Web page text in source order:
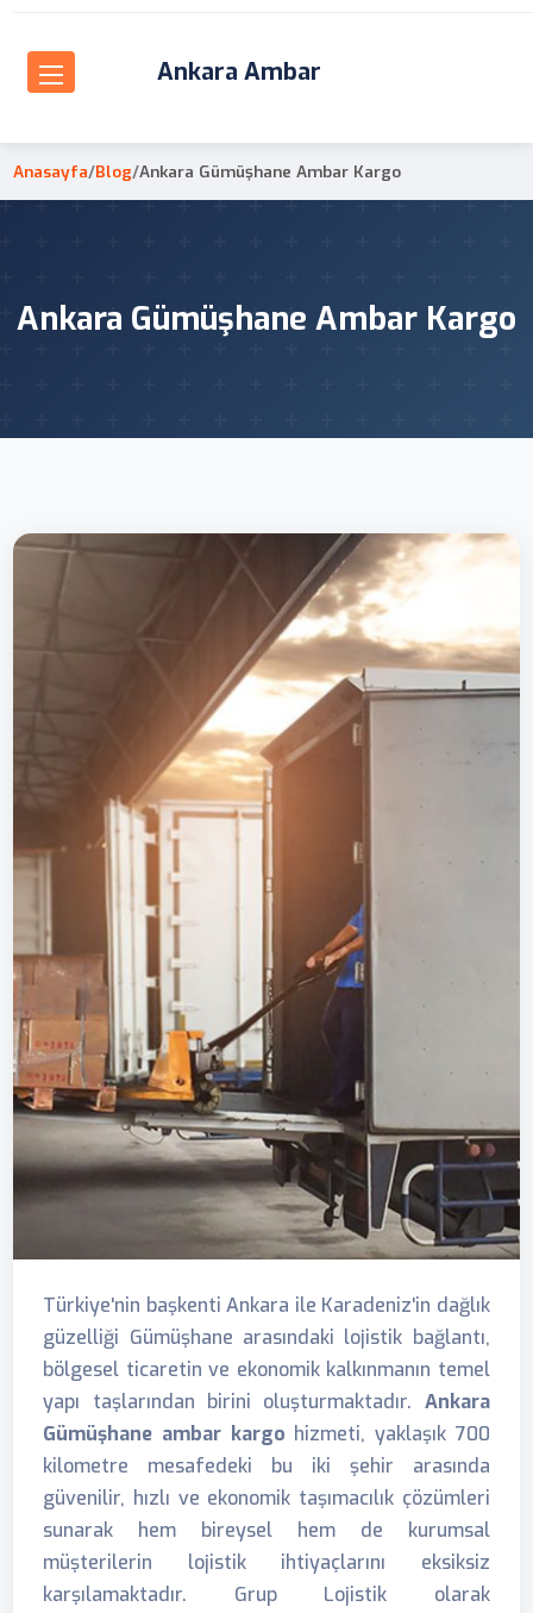
Ankara Ambar
Anasayfa/Blog/Ankara Gümüşhane Ambar Kargo
Ankara Gümüşhane Ambar Kargo
Türkiye'nin başkenti Ankara ile Karadeniz'in dağlık
güzelliği Gümüşhane arasındaki lojistik bağlantı,
bölgesel ticaretin ve ekonomik kalkınmanın temel
yapı taşlarından birini oluşturmaktadır. Ankara
Gümüşhane ambar kargo hizmeti, yaklaşık 700
kilometre mesafedeki bu iki şehir arasında
güvenilir, hızlı ve ekonomik taşımacılık çözümleri
sunarak hem bireysel hem de kurumsal
müşterilerin lojistik ihtiyaçlarını eksiksiz
karşılamaktadır. Grup Lojistik olarak